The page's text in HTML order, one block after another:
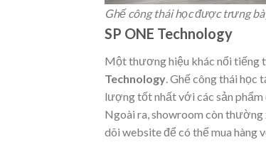
Ghế công thái học được trưng
SP ONE Technology
Một thương hiệu khác nổi tiếng
Technology . Ghế công thái
lượng tốt nhất với các sản phẩm
Ngoài ra, showroom còn thường
dõi website để có thể mua hàng